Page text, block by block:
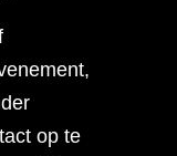
op te